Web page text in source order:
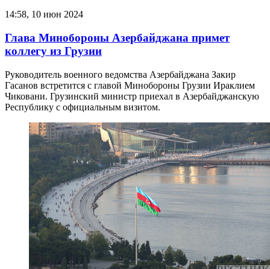
14:58, 10 июн 2024
Глава Минобороны Азербайджана примет
коллегу из Грузии
Руководитель военного ведомства Азербайджана Закир
Гасанов встретится с главой Минобороны Грузии Ираклием
Чиковани. Грузинский министр приехал в Азербайджанскую
Республику с официальным визитом.